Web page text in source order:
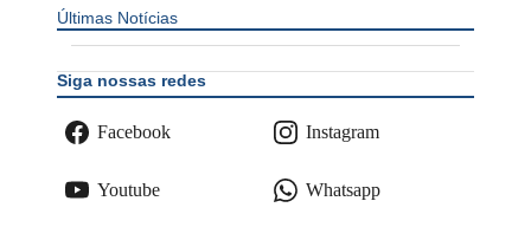
Últimas Notícias
Siga nossas redes
Facebook Instagram
Youtube Whatsapp